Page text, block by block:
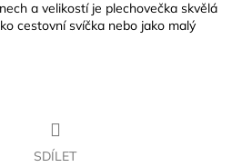
a velikostí je plechovečka skvělá
cestovní svíčka nebo jako malý
SDÍLET